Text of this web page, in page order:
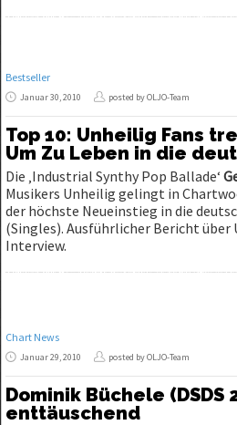
Bestseller
Januar 30, 2010 posted by OLJO-Team
Top 10: Unheilig Fans
Um Zu Leben in die
Die ‚Industrial Synthy Pop Ballade‘
Musikers Unheilig gelingt in
der höchste Neueinstieg in die
(Singles). Ausführlicher Bericht über
Interview.
Chart News
Januar 29, 2010 posted by OLJO-Team
Dominik Büchele
enttäuschend